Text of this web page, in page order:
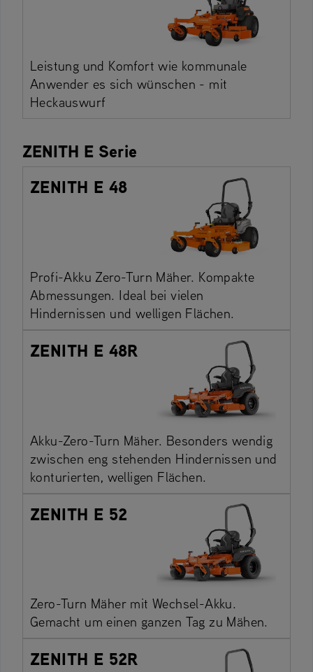
Leistung und Komfort wie kommunale
Anwender es sich wünschen - mit
Heckauswurf
ZENITH E Serie
ZENITH E 48
Profi-Akku Zero-Turn Mäher. Kompakte
Abmessungen. Ideal bei vielen
Hindernissen und welligen Flächen.
ZENITH E 48R
Akku-Zero-Turn Mäher. Besonders wendig
zwischen eng stehenden Hindernissen und
konturierten, welligen Flächen.
ZENITH E 52
Zero-Turn Mäher mit Wechsel-Akku.
Gemacht um einen ganzen Tag zu Mähen.
ZENITH E 52R